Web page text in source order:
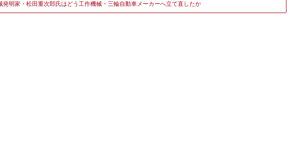
明家・松田重次郎氏はどう工作機械・三輪自動車メーカーへ立て直したか